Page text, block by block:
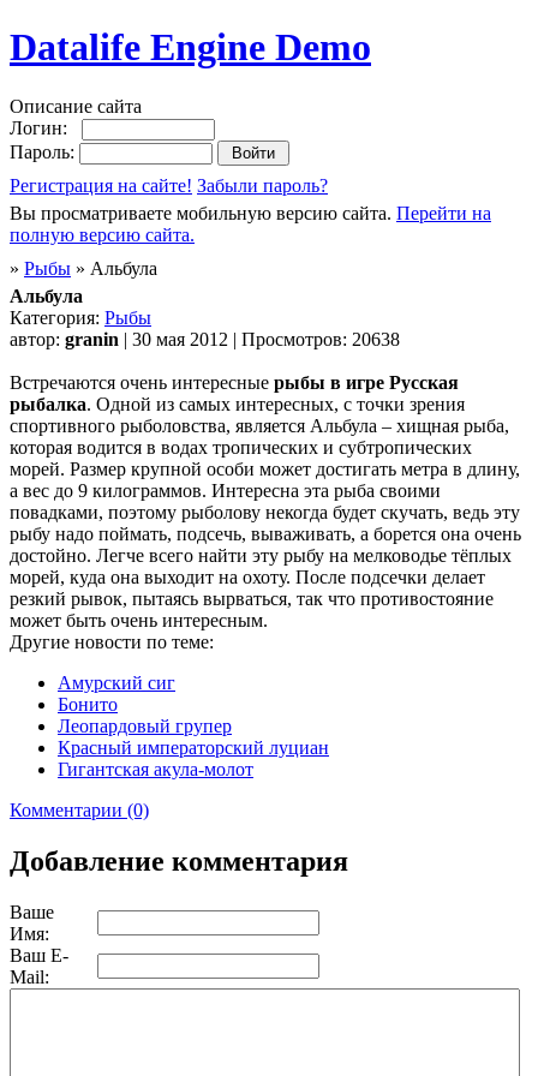
Datalife Engine Demo
Описание сайта
Логин:
Пароль:
Регистрация на сайте! Забыли пароль?
Вы просматриваете мобильную версию сайта. Перейти на
полную версию сайта.
» Рыбы » Альбула
Альбула
Категория: Рыбы
автор: granin | 30 мая 2012 | Просмотров: 20638
Встречаются очень интересные рыбы в игре Русская
рыбалка. Одной из самых интересных, с точки зрения
спортивного рыболовства, является Альбула – хищная рыба,
которая водится в водах тропических и субтропических
морей. Размер крупной особи может достигать метра в длину,
а вес до 9 килограммов. Интересна эта рыба своими
повадками, поэтому рыболову некогда будет скучать, ведь эту
рыбу надо поймать, подсечь, вываживать, а борется она очень
достойно. Легче всего найти эту рыбу на мелководье тёплых
морей, куда она выходит на охоту. После подсечки делает
резкий рывок, пытаясь вырваться, так что противостояние
может быть очень интересным.
Другие новости по теме:
Амурский сиг
Бонито
Леопардовый групер
Красный императорский луциан
Гигантская акула-молот
Комментарии (0)
Добавление комментария
Ваше
Имя:
Ваш E-
Mail: